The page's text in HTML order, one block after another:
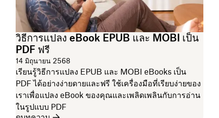
วิธีการแปลง eBook EPUB และ MOBI เป็น
PDF ฟรี
14 มิถุนายน 2568
เรียนรู้วิธีการแปลง EPUB และ MOBI eBooks เป็น
PDF ได้อย่างง่ายดายและฟรี ใช้เครื่องมือที่เรียบง่ายของ
เราเพื่อแปลง eBook ของคุณและเพลิดเพลินกับการอ่าน
ในรูปแบบ PDF